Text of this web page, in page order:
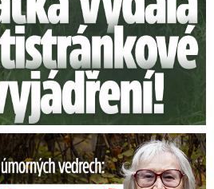
vedrech: Udusil se jí pejsek!